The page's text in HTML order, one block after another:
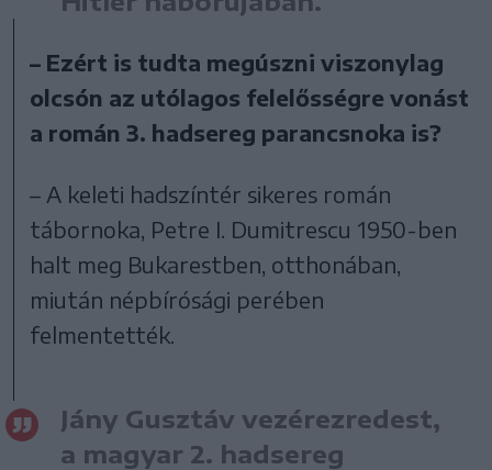
– Ezért is tudta megúszni viszonylag
olcsón az utólagos felelősségre vonást
a román 3. hadsereg parancsnoka is?
– A keleti hadszíntér sikeres román
tábornoka, Petre I. Dumitrescu 1950-ben
halt meg Bukarestben, otthonában,
miután népbírósági perében
felmentették.
Jány Gusztáv vezérezredest,
a magyar 2. hadsereg